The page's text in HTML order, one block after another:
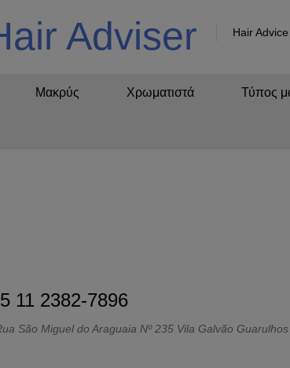
Adviser Hair
Μακρύς Χρωματιστά Τύπος
11 2382-7896
São Miguel do Araguaia Nº 235 Vila Galvão Guarulhos